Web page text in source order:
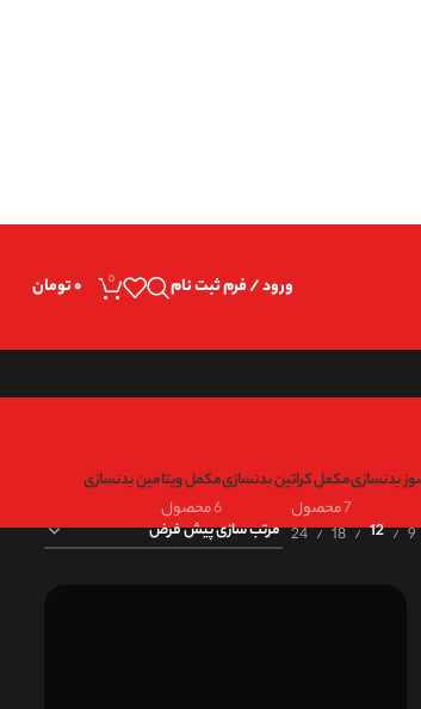
ورود / فرم ثبت نام 0 ۰تومان
بدنسازیمکمل کراتین بدنسازی
7 محصول
مکمل ویتامین بدنسازی
6 محصول
9
12
18
24